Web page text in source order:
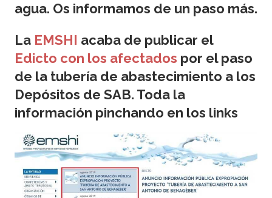
agua. Os informamos de un paso más.
La EMSHI acaba de publicar el
Edicto con los afectados por el paso
de la tubería de abastecimiento a los
Depósitos de SAB. Toda la
información pinchando en los links